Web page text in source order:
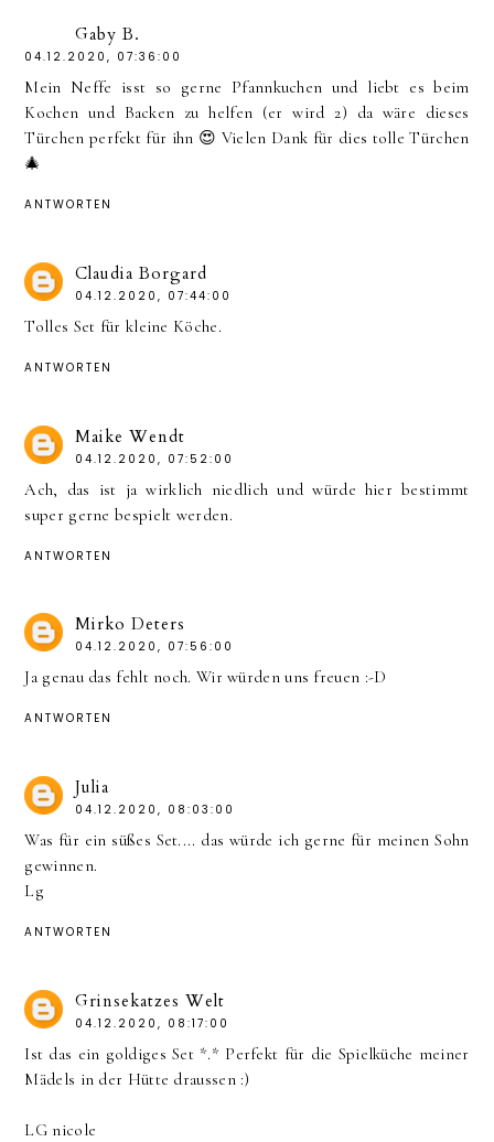
Gaby B.
04.12.2020, 07:36:00
Mein Neffe isst so gerne Pfannkuchen und liebt es beim
Kochen und Backen zu helfen (er wird 2) da wäre dieses
Türchen perfekt für ihn 😍 Vielen Dank für dies tolle Türchen
🎄
ANTWORTEN
Claudia Borgard
04.12.2020, 07:44:00
Tolles Set für kleine Köche.
ANTWORTEN
Maike Wendt
04.12.2020, 07:52:00
Ach, das ist ja wirklich niedlich und würde hier bestimmt
super gerne bespielt werden.
ANTWORTEN
Mirko Deters
04.12.2020, 07:56:00
Ja genau das fehlt noch. Wir würden uns freuen :-D
ANTWORTEN
Julia
04.12.2020, 08:03:00
Was für ein süßes Set.... das würde ich gerne für meinen Sohn
gewinnen.
Lg
ANTWORTEN
Grinsekatzes Welt
04.12.2020, 08:17:00
Ist das ein goldiges Set *.* Perfekt für die Spielküche meiner
Mädels in der Hütte draussen :)
LG nicole